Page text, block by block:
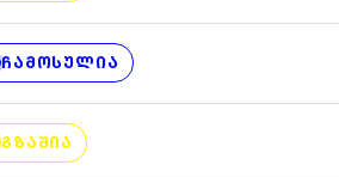
ᲩᲐᲛᲝᲡᲣᲚᲘᲐ
ᲒᲖᲐᲨᲘᲐ